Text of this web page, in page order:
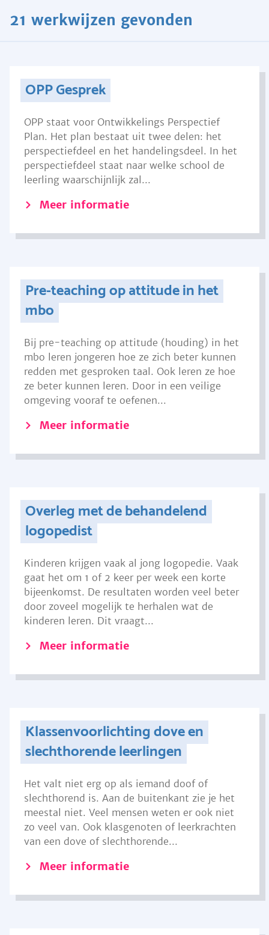
21 werkwijzen gevonden
OPP Gesprek
OPP staat voor Ontwikkelings Perspectief
Plan. Het plan bestaat uit twee delen: het
perspectiefdeel en het handelingsdeel. In het
perspectiefdeel staat naar welke school de
leerling waarschijnlijk zal...
Meer informatie
Pre-teaching op attitude in het
mbo
Bij pre-teaching op attitude (houding) in het
mbo leren jongeren hoe ze zich beter kunnen
redden met gesproken taal. Ook leren ze hoe
ze beter kunnen leren. Door in een veilige
omgeving vooraf te oefenen...
Meer informatie
Overleg met de behandelend
logopedist
Kinderen krijgen vaak al jong logopedie. Vaak
gaat het om 1 of 2 keer per week een korte
bijeenkomst. De resultaten worden veel beter
door zoveel mogelijk te herhalen wat de
kinderen leren. Dit vraagt...
Meer informatie
Klassenvoorlichting dove en
slechthorende leerlingen
Het valt niet erg op als iemand doof of
slechthorend is. Aan de buitenkant zie je het
meestal niet. Veel mensen weten er ook niet
zo veel van. Ook klasgenoten of leerkrachten
van een dove of slechthorende...
Meer informatie